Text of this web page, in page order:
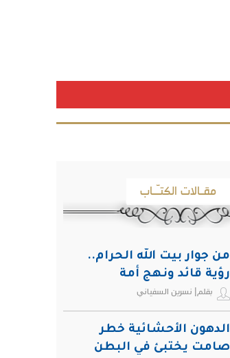
مقـالات الكتـّـاب
من جوار بيت الله الحرام..
رؤية قائد ونهج أمة
بقلم| نسرين السفياني
الدهون الأحشائية خطر
صامت يختبئ في البطن